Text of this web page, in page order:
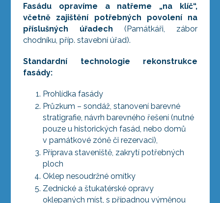
Fasádu opravíme a natřeme „na klíč“,
včetně zajištění potřebných povolení na
příslušných úřadech (Památkáři, zábor
chodníku, příp. stavební úřad).
Standardní technologie rekonstrukce
fasády:
Prohlídka fasády
Průzkum – sondáž, stanovení barevné
stratigrafie, návrh barevného řešení (nutné
pouze u historických fasád, nebo domů
v památkové zóně či rezervaci),
Příprava staveniště, zakrytí potřebných
ploch
Oklep nesoudržné omítky
Zednické a štukatérské opravy
oklepaných míst, s případnou výměnou